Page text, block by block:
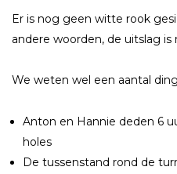
Er is nog geen witte rook
andere woorden, de uitslag
We weten wel een aantal
Anton en Hannie deden 6
holes
De tussenstand rond de